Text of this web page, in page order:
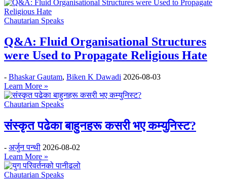
Chautarian Speaks
Q&A: Fluid Organisational Structures
were Used to Propagate Religious Hate
- Bhaskar Gautam, Biken K Dawadi 2026-08-03
Learn More »
Chautarian Speaks
संस्कृत पढेका बाहुनहरू कसरी भए कम्युनिस्ट?
- अर्जुन पन्थी 2026-08-02
Learn More »
Chautarian Speaks